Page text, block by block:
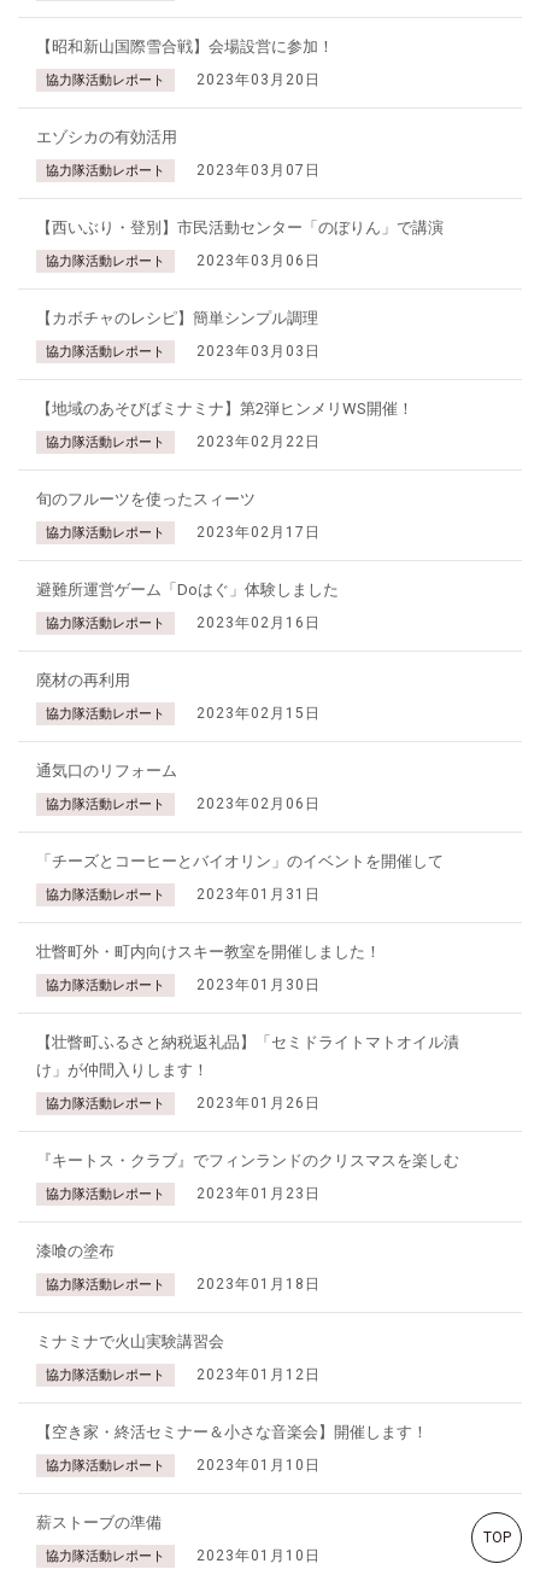
【昭和新山国際雪合戦】会場設営に参加！
協力隊活動レポート 2023年03月20日
エゾシカの有効活用
協力隊活動レポート 2023年03月07日
【西いぶり・登別】市民活動センター「のぼりん」で講演
協力隊活動レポート 2023年03月06日
【カボチャのレシピ】簡単シンプル調理
協力隊活動レポート 2023年03月03日
【地域のあそびばミナミナ】第2弾ヒンメリWS開催！
協力隊活動レポート 2023年02月22日
旬のフルーツを使ったスィーツ
協力隊活動レポート 2023年02月17日
避難所運営ゲーム「Doはぐ」体験しました
協力隊活動レポート 2023年02月16日
廃材の再利用
協力隊活動レポート 2023年02月15日
通気口のリフォーム
協力隊活動レポート 2023年02月06日
「チーズとコーヒーとバイオリン」のイベントを開催して
協力隊活動レポート 2023年01月31日
壮瞥町外・町内向けスキー教室を開催しました！
協力隊活動レポート 2023年01月30日
【壮瞥町ふるさと納税返礼品】「セミドライトマトオイル漬
け」が仲間入りします！
協力隊活動レポート 2023年01月26日
『キートス・クラブ』でフィンランドのクリスマスを楽しむ
協力隊活動レポート 2023年01月23日
漆喰の塗布
協力隊活動レポート 2023年01月18日
ミナミナで火山実験講習会
協力隊活動レポート 2023年01月12日
【空き家・終活セミナー＆小さな音楽会】開催します！
協力隊活動レポート 2023年01月10日
薪ストーブの準備
協力隊活動レポート 2023年01月10日
TOP